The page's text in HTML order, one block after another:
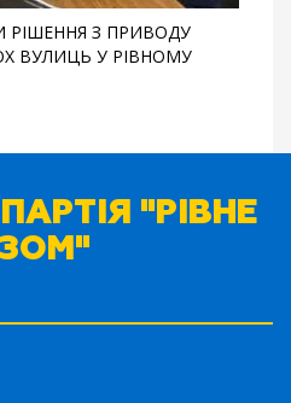
РІШЕННЯ З ПРИВОДУ
ВУЛИЦЬ У РІВНОМУ
"РІВНЕ